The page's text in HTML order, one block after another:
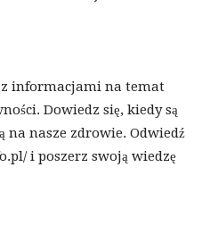
z informacjami na temat
Dowiedz się, kiedy są
na nasze zdrowie. Odwiedź
i poszerz swoją wiedzę